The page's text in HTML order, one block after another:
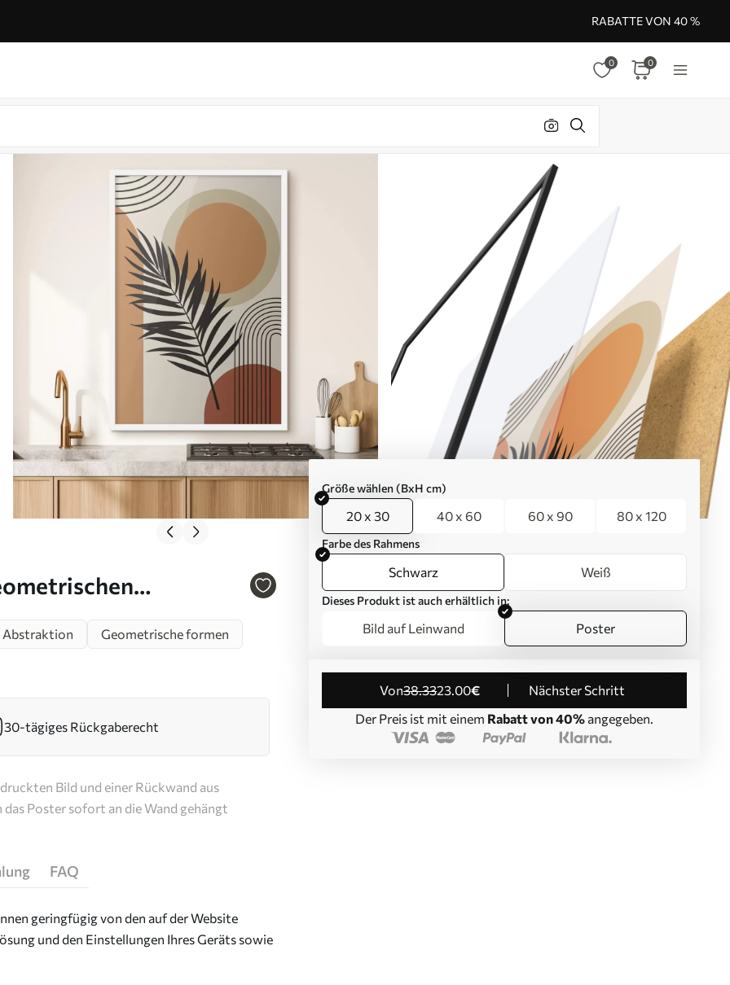
RABATTE VON 40 %
0 0
Größe wählen (BxH cm)
20 x 30 40 x 60 60 x 90 80 x 120
Farbe des Rahmens
Schwarz Weiß
Dieses Produkt ist auch erhältlich in:
Bild auf Leinwand Poster
von38.3323.00€
Nächster Schritt
Der Preis ist mit einem Rabatt von 40% angegeben.
Abstraktion Geometrische formen
30-tägiges Rückgaberecht
Bild und einer Rückwand aus
Poster sofort an die Wand gehängt
FAQ
geringfügig von den auf der Website
und den Einstellungen Ihres Geräts sowie